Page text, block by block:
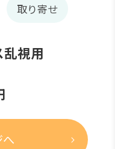
取り寄せ
視用